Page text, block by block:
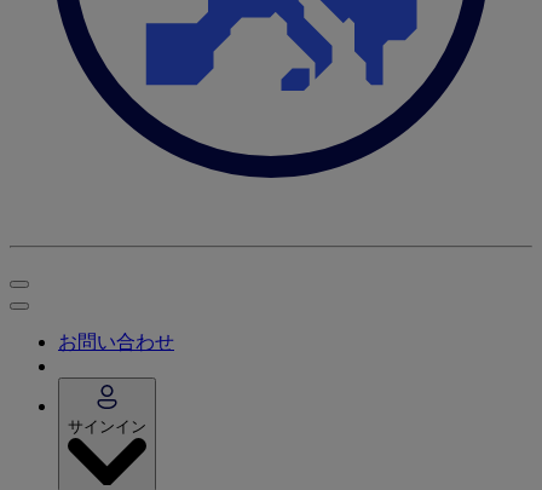
お問い合わせ
サインイン